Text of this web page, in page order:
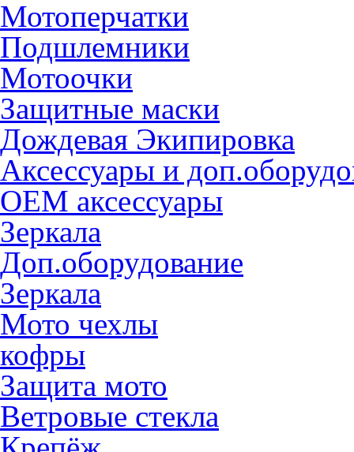
Мотоперчатки
Подшлемники
Мотоочки
Защитные маски
Дождевая Экипировка
Аксессуары и
OEM аксессуары
Зеркала
Доп.оборудование
Зеркала
Мото чехлы
кофры
Защита мото
Ветровые стекла